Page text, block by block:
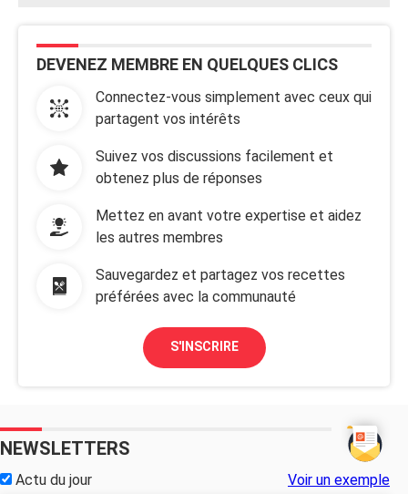
DEVENEZ MEMBRE EN QUELQUES CLICS
Connectez-vous simplement avec ceux qui
partagent vos intérêts
Suivez vos discussions facilement et
obtenez plus de réponses
Mettez en avant votre expertise et aidez
les autres membres
Sauvegardez et partagez vos recettes
préférées avec la communauté
S'INSCRIRE
NEWSLETTERS
Actu du jour Voir un exemple